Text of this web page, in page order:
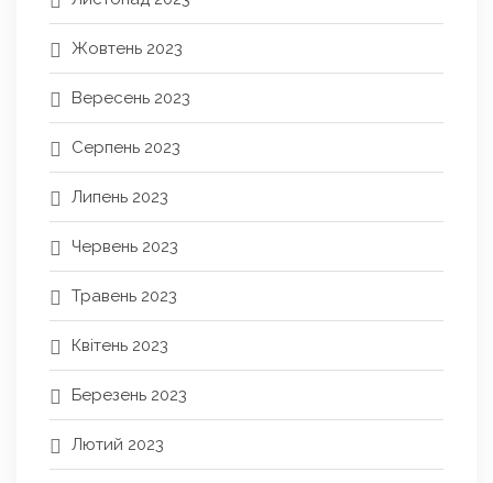
Жовтень 2023
Вересень 2023
Серпень 2023
Липень 2023
Червень 2023
Травень 2023
Квітень 2023
Березень 2023
Лютий 2023